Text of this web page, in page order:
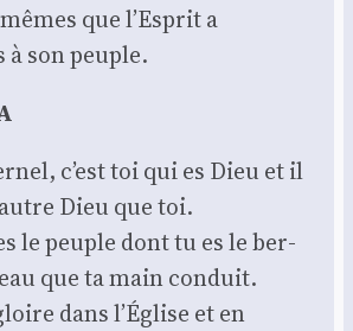
que l’Esprit a
à son peuple.
c’est toi qui es Dieu et il
Dieu que toi.
le peuple dont tu es le ber­
que ta main conduit.
dans l’É­glise et en